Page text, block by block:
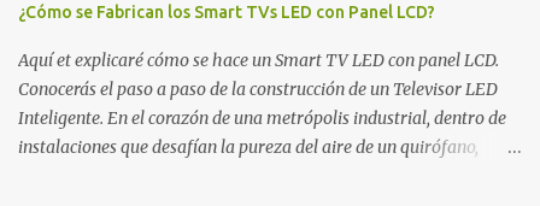
los televisores de distintas marcas en la mayor parte del mundo.
Claramente detrás de esta nueva asociación existirá una nueva
compañía legal detrás, pero c...
¿Cómo se Fabrican los Smart TVs LED con Panel LCD?
Aquí et explicaré cómo se hace un Smart TV LED con panel LCD.
Conocerás el paso a paso de la construcción de un Televisor LED
Inteligente. En el corazón de una metrópolis industrial, dentro de
instalaciones que desafían la pureza del aire de un quirófano,